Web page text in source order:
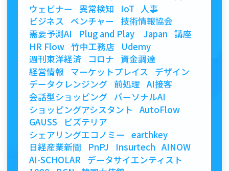
ウェビナー
異常検知 IoT
人事
ビジネス
ベンチャー
技術情報協会
需要予測AI
Plug and Play Japan 講座
HR Flow 竹中工務店
Udemy
週刊東洋経済
コロナ
資金調達
経営情報
マーケットプレイス
デザイン
データクレンジング 前処理 AI接客
会話型ショッピング パーソナルAI
ショッピングアシスタント
AutoFlow
GAUSS
ビズテリア
シェアリングエコノミー
earthkey
日経産業新聞
PnPJ Insurtech AINOW
AI-SCHOLAR データサイエンティスト